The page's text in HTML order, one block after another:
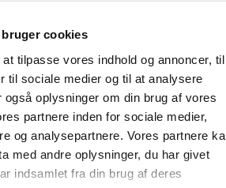
bruger cookies
tilpasse vores indhold og annoncer, til
til sociale medier og til at analysere
oplysninger om din brug af vores
partnere inden for sociale medier,
og analysepartnere. Vores partnere
med andre oplysninger, du har givet
indsamlet fra din brug af deres
et fællesskab sognet modne
til foredrag, kaffe, sang -
Her i sommerperioden
på hyggeligste måde. Kom og